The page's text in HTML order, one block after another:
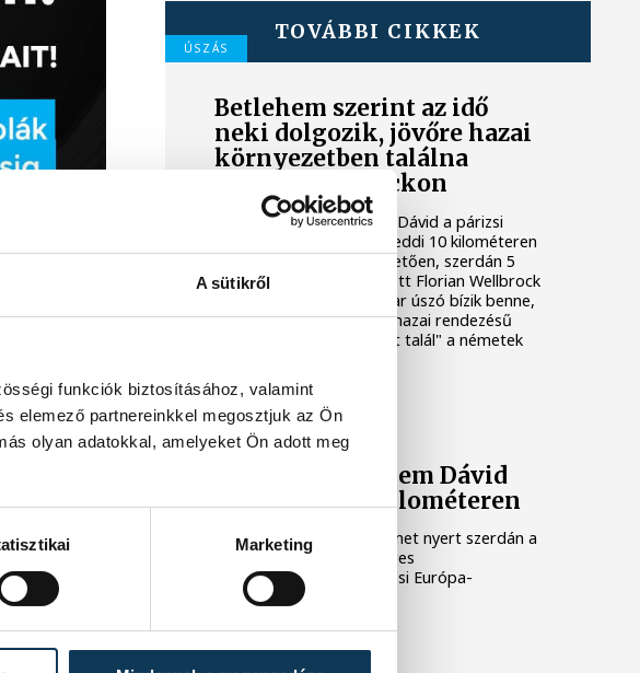
A sütikről
funkciók biztosításához, valamint
elemező partnereinkkel megosztjuk az Ön
olyan adatokkal, amelyeket Ön adott meg
Marketing
TOVÁBBI CIKKEK
ÚSZÁS
Betlehem szerint az idő
neki dolgozik, jövőre hazai
környezetben találna
fogást Wellbrockon
A nyíltvízi úszó Betlehem Dávid a párizsi
Európa-bajnokságon a keddi 10 kilométeren
szerzett ezüstérmét követően, szerdán 5
kilométeren is második lett Florian Wellbrock
mögött; a 22 éves magyar úszó bízik benne,
hogy akár már jövőre, a hazai rendezésű
világbajnokságon "fogást talál" a németek
ÚSZÁS
Vizes Eb: Betlehem Dávid
ezüstérmes 5 kilométeren
Betlehem Dávid ezüstérmet nyert szerdán a
nyíltvízi úszók 5 kilométeres
versenyszámában a párizsi Európa-
bajnokságon.
ÚSZÁS